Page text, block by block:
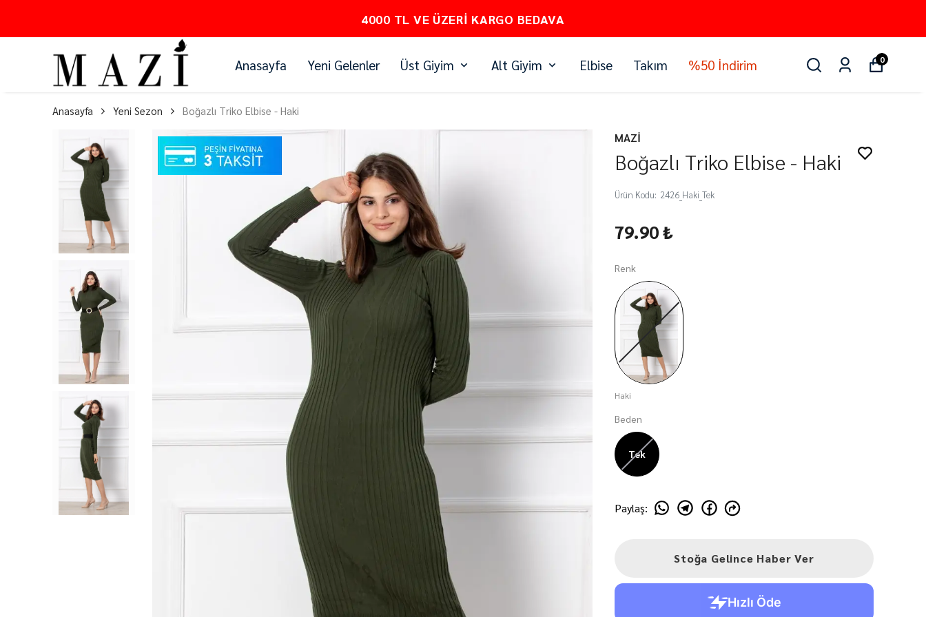
PEŞİN FİYATINA 3 TAKSİT
Anasayfa Yeni Gelenler Üst Giyim Alt Giyim Elbise Takım %50 İndirim 0
Anasayfa Yeni Sezon Boğazlı Triko Elbise - Haki
MAZİ
Boğazlı Triko Elbise - Haki
Ürün Kodu: 2426_Haki_Tek
79.90 ₺
Renk
Haki
Beden
Tek
Paylaş:
Stoğa Gelince Haber Ver